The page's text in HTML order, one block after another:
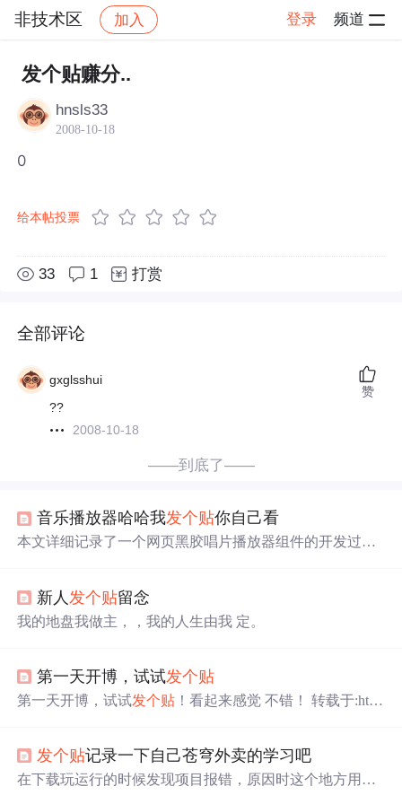
非技术区 加入 登录 频道
社区 非技术区
发个贴赚分..
hnsls33
2008-10-18
0
给本帖投票
33 1 打赏
全部评论
gxglsshui
??
2008-10-18
赞
——到底了——
音乐播放器哈哈我发个贴你自己看
本文详细记录了一个网页黑胶唱片播放器组件的开发过
旋转、唱臂切换等效果。开发中解决了多个技术难点：1)
使用父子元素嵌套实现唱片与封面同步旋转；2) 精确控制
烁。项目最终实现了可复用的播放器组件，支持播放控
制、曲目切换、封面同步等功能，并总结了前端开发中的
调试技巧和最佳实践。
新人 发个贴留念
我的地盘我做主，，我的人生由我 定。
第一天开博，试试发个贴
第一天开博，试试发个贴 ！看起来感觉 不错！ 转载于:http
发个贴记录一下自己苍穹外卖的学习吧
在下载玩运行的时候发现项目报错，原因时这个地方用的